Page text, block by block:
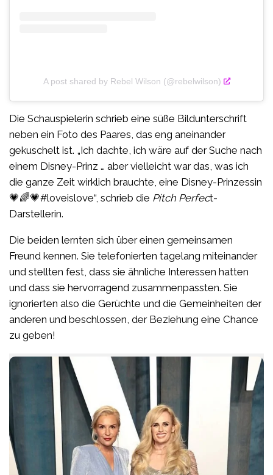
A post shared by Rebel Wilson (@rebelwilson)
Die Schauspielerin schrieb eine süße Bildunterschrift
neben ein Foto des Paares, das eng aneinander
gekuschelt ist. „Ich dachte, ich wäre auf der Suche nach
einem Disney-Prinz … aber vielleicht war das, was ich
die ganze Zeit wirklich brauchte, eine Disney-Prinzessin
💗🌈💗#loveislove“, schrieb die Pitch Perfect-
Darstellerin.
Die beiden lernten sich über einen gemeinsamen
Freund kennen. Sie telefonierten tagelang miteinander
und stellten fest, dass sie ähnliche Interessen hatten
und dass sie hervorragend zusammenpassten. Sie
ignorierten also die Gerüchte und die Gemeinheiten der
anderen und beschlossen, der Beziehung eine Chance
zu geben!